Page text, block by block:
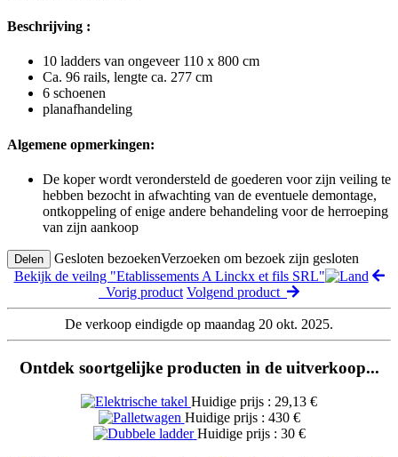
Beschrijving :
10 ladders van ongeveer 110 x 800 cm
Ca. 96 rails, lengte ca. 277 cm
6 schoenen
planafhandeling
Algemene opmerkingen:
De koper wordt verondersteld de goederen voor zijn veiling te
hebben bezocht in afwachting van de eventuele demontage,
ontkoppeling of enige andere behandeling voor de herroeping
van zijn aankoop
Delen Gesloten bezoekenVerzoeken om bezoek zijn gesloten
Bekijk de veilng "Etablissements A Linckx et fils SRL"
Vorig product Volgend product
De verkoop eindigde op maandag 20 okt. 2025.
Ontdek soortgelijke producten in de uitverkoop...
Huidige prijs : 29,13 €
Huidige prijs : 430 €
Huidige prijs : 30 €